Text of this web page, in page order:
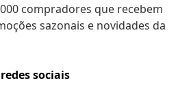
compradores que recebem
sazonais e novidades da
sociais